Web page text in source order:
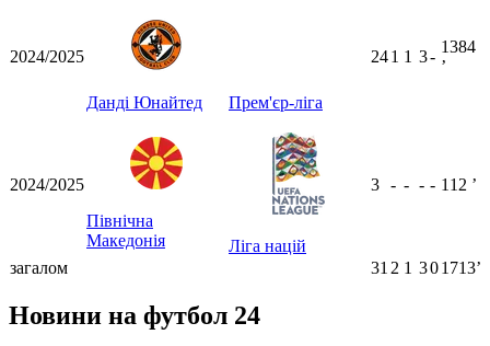
2024/2025
Данді Юнайтед Прем'єр-ліга
241 1 3-
1384
ʼ
2024/2025
Північна
Македонія
Ліга націй
3 - - - - 112 ʼ
загалом 31 2 1 301713ʼ
Новини на футбол 24